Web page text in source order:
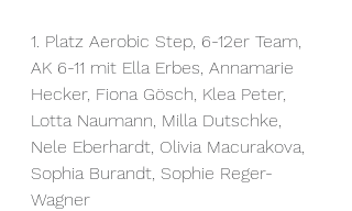
1. Platz Aerobic Step, 6-12er Team,
AK 6-11 mit Ella Erbes, Annamarie
Hecker, Fiona Gösch, Klea Peter,
Lotta Naumann, Milla Dutschke,
Nele Eberhardt, Olivia Macurakova,
Sophia Burandt, Sophie Reger-
Wagner